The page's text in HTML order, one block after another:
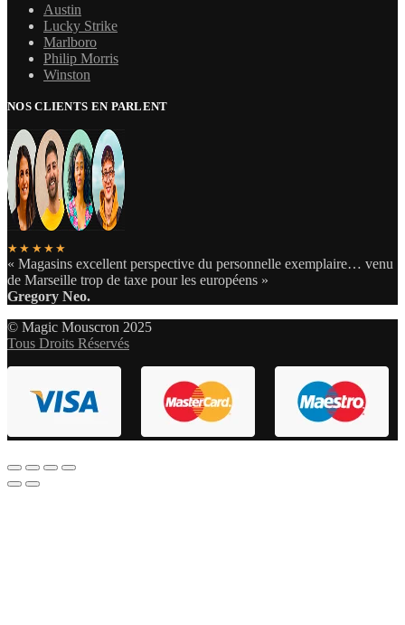
Austin
Lucky Strike
Marlboro
Philip Morris
Winston
NOS CLIENTS EN PARLENT
★★★★★
« Magasins excellent perspective du personnelle exemplaire… venu
de Marseille trop de taxe pour les européens »
Gregory Neo.
© Magic Mouscron 2025
Tous Droits Réservés